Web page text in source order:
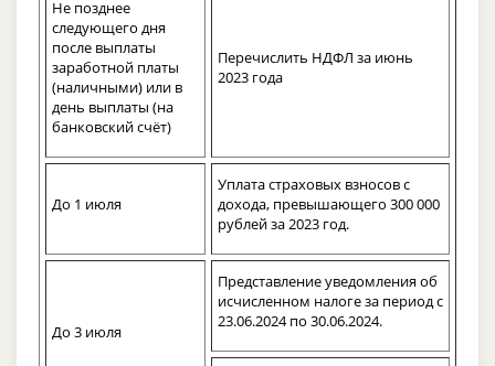
Не позднее
следующего дня
после выплаты
заработной платы
(наличными) или в
день выплаты (на
банковский счёт)
Перечислить НДФЛ за июнь
2023 года
До 1 июля
Уплата страховых взносов с
дохода, превышающего 300 000
рублей за 2023 год.
До 3 июля
Представление уведомления об
исчисленном налоге за период с
23.06.2024 по 30.06.2024.